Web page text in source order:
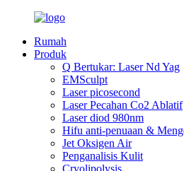
Rumah
Produk
Q Bertukar: Laser Nd Yag
EMSculpt
Laser picosecond
Laser Pecahan Co2 Ablatif
Laser diod 980nm
Hifu anti-penuaan &
Jet Oksigen Air
Penganalisis Kulit
Cryolipolysis